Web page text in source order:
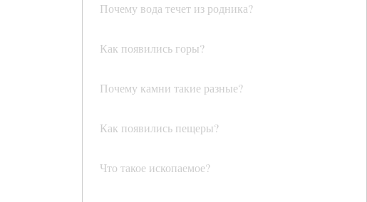
Почему вода течет из родника?
Как появились горы?
Почему камни такие разные?
Как появились пещеры?
Что такое ископаемое?